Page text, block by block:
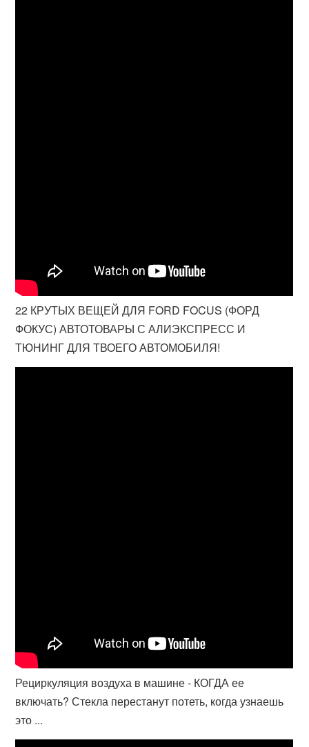
22 КРУТЫХ ВЕЩЕЙ ДЛЯ FORD FOCUS (ФОРД
ФОКУС) АВТОТОВАРЫ С АЛИЭКСПРЕСС И
ТЮНИНГ ДЛЯ ТВОЕГО АВТОМОБИЛЯ!
Рециркуляция воздуха в машине - КОГДА ее
включать? Стекла перестанут потеть, когда узнаешь
это ...